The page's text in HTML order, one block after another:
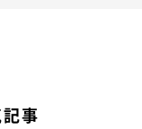
事